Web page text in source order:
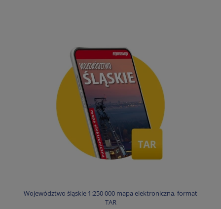
Województwo śląskie 1:250 000 mapa elektroniczna, format
TAR